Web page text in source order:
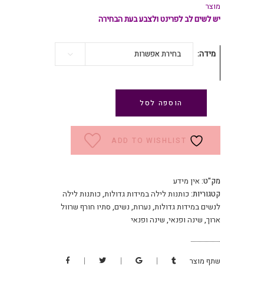
מוצר
יש לשים לב לפרינט ולצבע בעת הבחירה
מידה בחירת אפשרות
הוספה לסל
ADD TO WISHLIST
מק"ט: אין מידע
קטגוריות: כותנות לילה במידות גדולות, כותנות לילה
לנשים במידות גדולות, נערות, נשים, סתיו חורף שרוול
ארוך, שינה ופנאי, שינה ופנאי
שתף מוצר